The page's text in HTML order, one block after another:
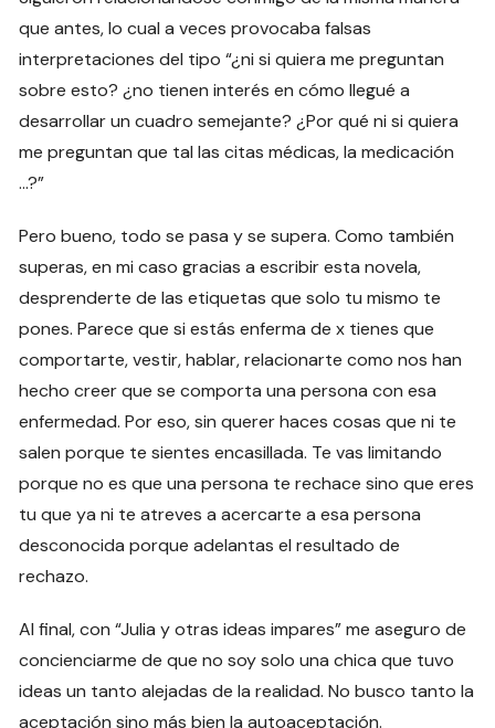
que antes, lo cual a veces provocaba falsas
interpretaciones del tipo “¿ni si quiera me preguntan
sobre esto? ¿no tienen interés en cómo llegué a
desarrollar un cuadro semejante? ¿Por qué ni si quiera
me preguntan que tal las citas médicas, la medicación
…?”
Pero bueno, todo se pasa y se supera. Como también
superas, en mi caso gracias a escribir esta novela,
desprenderte de las etiquetas que solo tu mismo te
pones. Parece que si estás enferma de x tienes que
comportarte, vestir, hablar, relacionarte como nos han
hecho creer que se comporta una persona con esa
enfermedad. Por eso, sin querer haces cosas que ni te
salen porque te sientes encasillada. Te vas limitando
porque no es que una persona te rechace sino que eres
tu que ya ni te atreves a acercarte a esa persona
desconocida porque adelantas el resultado de
rechazo.
Al final, con “Julia y otras ideas impares” me aseguro de
concienciarme de que no soy solo una chica que tuvo
ideas un tanto alejadas de la realidad. No busco tanto la
aceptación sino más bien la autoaceptación.